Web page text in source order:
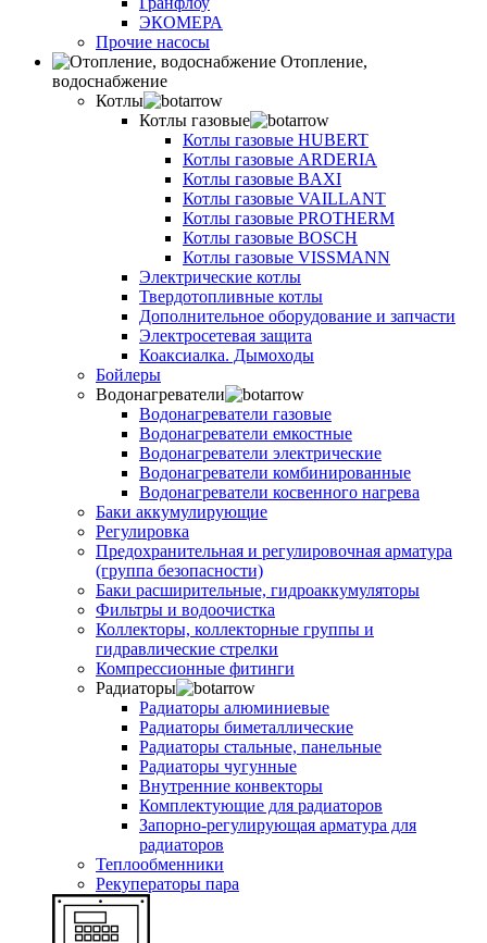
ЭКОМЕРА
Прочие насосы
Отопление,
водоснабжение
Котлы
Котлы газовые
Котлы газовые HUBERT
Котлы газовые ARDERIA
Котлы газовые BAXI
Котлы газовые VAILLANT
Котлы газовые PROTHERM
Котлы газовые BOSCH
Котлы газовые VISSMANN
Электрические котлы
Твердотопливные котлы
Дополнительное оборудование и запчасти
Электросетевая защита
Коаксиалка. Дымоходы
Бойлеры
Водонагреватели
Водонагреватели газовые
Водонагреватели емкостные
Водонагреватели электрические
Водонагреватели комбинированные
Водонагреватели косвенного нагрева
Баки аккумулирующие
Регулировка
Предохранительная и регулировочная арматура
(группа безопасности)
Баки расширительные, гидроаккумуляторы
Фильтры и водоочистка
Коллекторы, коллекторные группы и
гидравлические стрелки
Компрессионные фитинги
Радиаторы
Радиаторы алюминиевые
Радиаторы биметаллические
Радиаторы стальные, панельные
Радиаторы чугунные
Внутренние конвекторы
Комплектующие для радиаторов
Запорно-регулирующая арматура для
радиаторов
Теплообменники
Рекуператоры пара